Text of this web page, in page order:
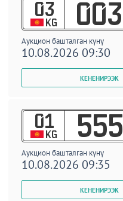
03
KG 003
Аукцион башталган күнү
10.08.2026 09:30
01
KG 555
Аукцион башталган күнү
10.08.2026 09:35